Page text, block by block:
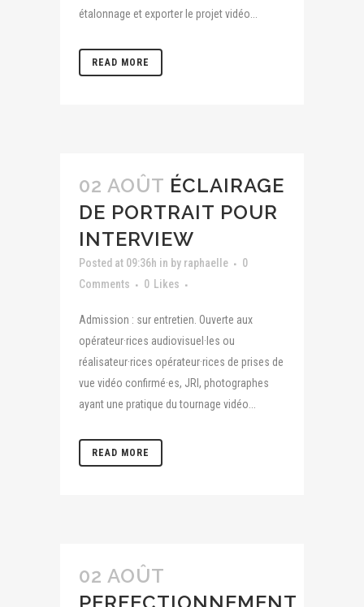
étalonnage et exporter le projet vidéo...
READ MORE
02 AOÛT ÉCLAIRAGE
DE PORTRAIT POUR
INTERVIEW
Posted at 09:36h in by raphaelle
0
Comments
0 Likes
Admission : sur entretien. Ouverte aux
opérateur·rices audiovisuel·les ou
réalisateur·rices opérateur·rices de prises de
vue vidéo confirmé·es, JRI, photographes
ayant une pratique du tournage vidéo...
READ MORE
02 AOÛT